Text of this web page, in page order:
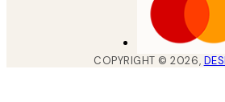
COPYRIGHT ©2026,